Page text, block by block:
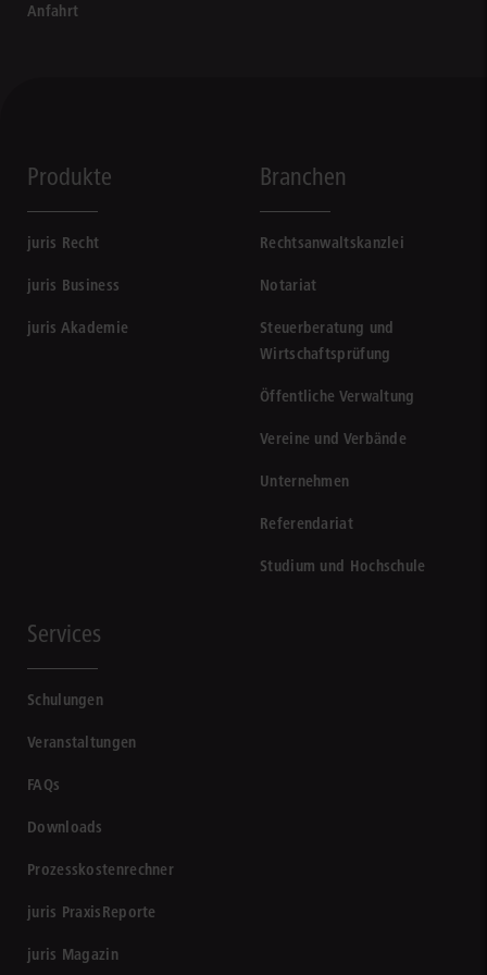
Anfahrt
Produkte
juris Recht
juris Business
juris Akademie
Branchen
Rechtsanwaltskanzlei
Notariat
Steuerberatung und
Wirtschaftsprüfung
Öffentliche Verwaltung
Vereine und Verbände
Unternehmen
Referendariat
Studium und Hochschule
Services
Schulungen
Veranstaltungen
FAQs
Downloads
Prozesskostenrechner
juris PraxisReporte
juris Magazin